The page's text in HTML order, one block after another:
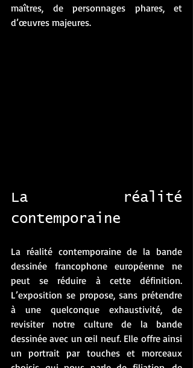
maîtres, de personnages phares, et
d’œuvres majeures.
La réalité
contemporaine
La réalité contemporaine de la bande
dessinée francophone européenne ne
peut se réduire à cette définition.
L’exposition se propose, sans prétendre
à une quelconque exhaustivité, de
revisiter notre culture de la bande
dessinée avec un œil neuf. Elle offre ainsi
un portrait par touches et morceaux